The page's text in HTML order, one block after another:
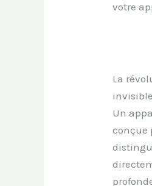
votre
La
Un
conçue